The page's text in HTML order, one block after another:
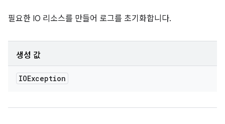
필요한 IO 리소스를 만들어 로그를 초기화합니다.
생성 값
IOException